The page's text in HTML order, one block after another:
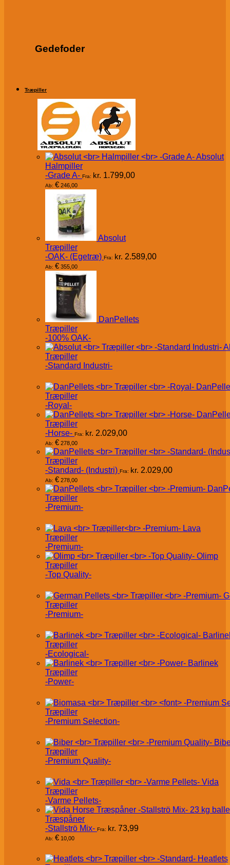
Gedefoder
Træpiller
Absolut
Halmpiller
-Grade A- Fra: kr. 1.799,00
Ab: € 246,00
Absolut
Træpiller
-OAK- (Egetræ) Fra: kr. 2.589,00
Ab: € 355,00
DanPellets
Træpiller
-100% OAK-
Træpiller
-Standard Industri-
Træpiller
-Royal-
Træpiller
-Horse- Fra: kr. 2.029,00
Ab: € 278,00
Træpiller
-Standard- (Industri) Fra: kr. 2.029,00
Ab: € 278,00
Træpiller
-Premium-
Lava
Træpiller
-Premium-
Olimp
Træpiller
-Top Quality-
Træpiller
-Premium-
Træpiller
-Ecological-
Barlinek
Træpiller
-Power-
Træpiller
-Premium Selection-
Træpiller
-Premium Quality-
Vida
Træpiller
-Varme Pellets-
Træspåner
-Stallströ Mix- Fra: kr. 73,99
Ab: € 10,00
Heatlets